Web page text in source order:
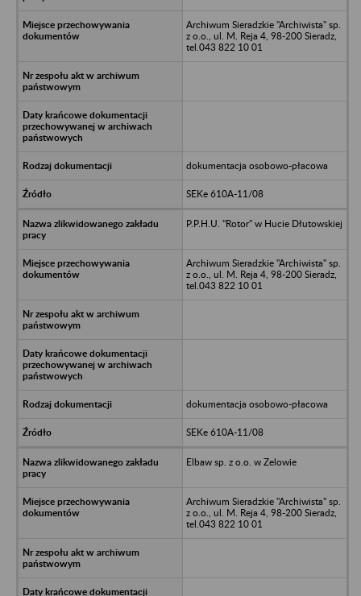
Archiwum Sieradzkie "Archiwista" sp.
z o.o., ul. M. Reja 4, 98-200 Sieradz,
tel.043 822 10 01
dokumentacja osobowo-płacowa
SEKe 610A-11/08
P.P.H.U. "Rotor" w Hucie Dłutowskiej
Archiwum Sieradzkie "Archiwista" sp.
z o.o., ul. M. Reja 4, 98-200 Sieradz,
tel.043 822 10 01
dokumentacja osobowo-płacowa
SEKe 610A-11/08
Elbaw sp. z o.o. w Zelowie
Archiwum Sieradzkie "Archiwista" sp.
z o.o., ul. M. Reja 4, 98-200 Sieradz,
tel.043 822 10 01